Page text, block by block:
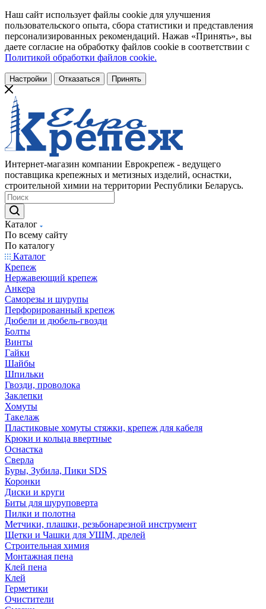
Наш сайт использует файлы cookie для улучшения
пользовательского опыта, сбора статистики и представления
персонализированных рекомендаций. Нажав «Принять», вы
даете согласие на обработку файлов cookie в соответствии с
Политикой обработки файлов cookie.
Настройки Отказаться Принять
Интернет-магазин компании Еврокрепеж - ведущего
поставщика крепежных и метизных изделий, оснастки,
строительной химии на территории Республики Беларусь.
Каталог
По всему сайту
По каталогу
Каталог
Крепеж
Нержавеющий крепеж
Анкера
Саморезы и шурупы
Перфорированный крепеж
Дюбели и дюбель-гвозди
Болты
Винты
Гайки
Шайбы
Шпильки
Гвозди, проволока
Заклепки
Хомуты
Такелаж
Пластиковые хомуты стяжки, крепеж для кабеля
Крюки и кольца ввертные
Оснастка
Сверла
Буры, Зубила, Пики SDS
Коронки
Диски и круги
Биты для шуруповерта
Пилки и полотна
Метчики, плашки, резьбонарезной инструмент
Щетки и Чашки для УШМ, дрелей
Строительная химия
Монтажная пена
Клей пена
Клей
Герметики
Очистители